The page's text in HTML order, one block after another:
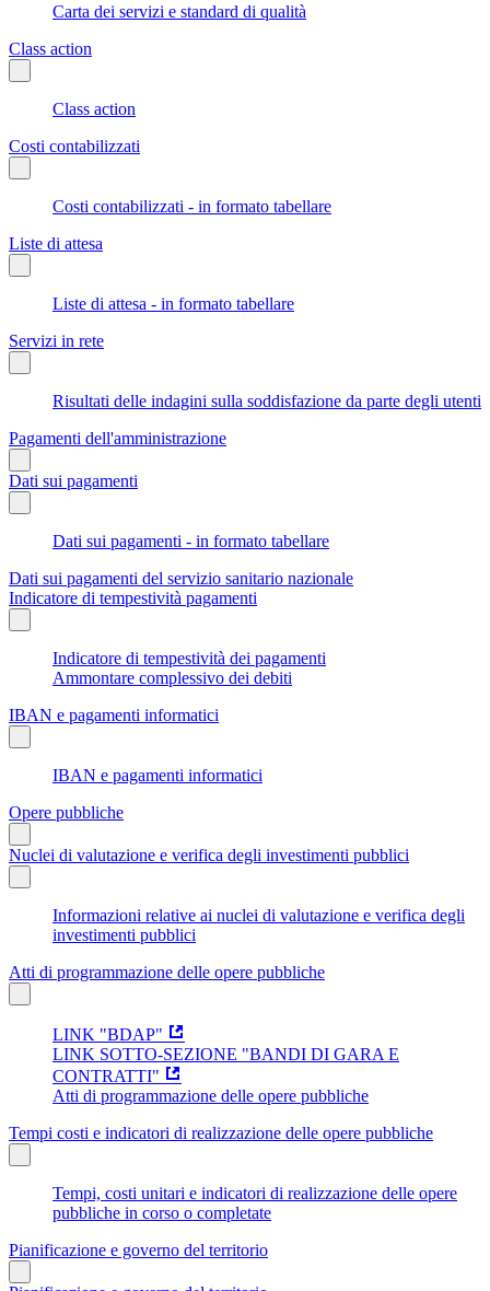
Carta dei servizi e standard di qualità
Class action
Class action
Costi contabilizzati
Costi contabilizzati - in formato tabellare
Liste di attesa
Liste di attesa - in formato tabellare
Servizi in rete
Risultati delle indagini sulla soddisfazione da parte degli utenti
Pagamenti dell'amministrazione
Dati sui pagamenti
Dati sui pagamenti - in formato tabellare
Dati sui pagamenti del servizio sanitario nazionale
Indicatore di tempestività pagamenti
Indicatore di tempestività dei pagamenti
Ammontare complessivo dei debiti
IBAN e pagamenti informatici
IBAN e pagamenti informatici
Opere pubbliche
Nuclei di valutazione e verifica degli investimenti pubblici
Informazioni relative ai nuclei di valutazione e verifica degli
investimenti pubblici
Atti di programmazione delle opere pubbliche
LINK "BDAP"
LINK SOTTO-SEZIONE "BANDI DI GARA E
CONTRATTI"
Atti di programmazione delle opere pubbliche
Tempi costi e indicatori di realizzazione delle opere pubbliche
Tempi, costi unitari e indicatori di realizzazione delle opere
pubbliche in corso o completate
Pianificazione e governo del territorio